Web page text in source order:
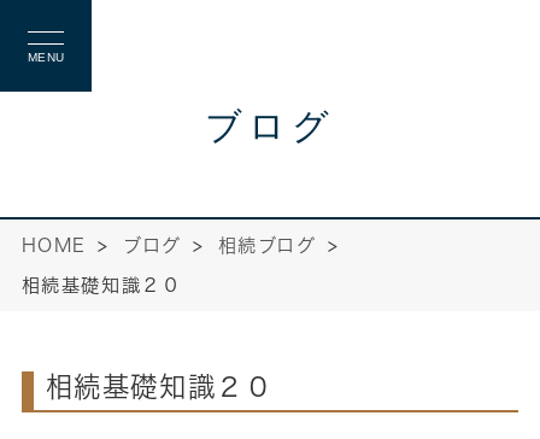
MENU
ブログ
HOME ブログ 相続ブログ
相続基礎知識２０
相続基礎知識２０